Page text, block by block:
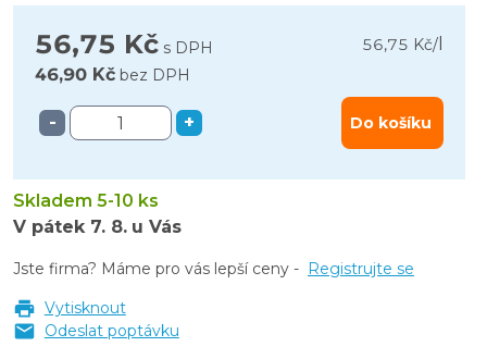
56,75 Kč s DPH 56,75 Kč/
46,90 Kč bez DPH
- + Do košíku
Skladem 5-10 ks
V pátek 7. 8. u Vás
Jste firma? Máme pro vás lepší ceny - Registrujte se
Vytisknout
Odeslat poptávku